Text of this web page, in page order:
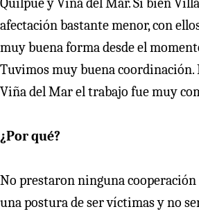
Quilpué y Viña del Mar. Si bien
afectación bastante menor, con
muy buena forma desde el
Tuvimos muy buena coordinación.
Viña del Mar el trabajo fue muy
¿Por qué?
No prestaron ninguna
una postura de ser víctimas y no